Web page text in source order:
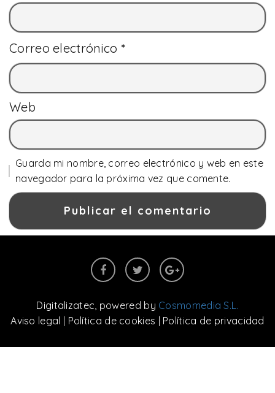
Correo electrónico *
Web
Guarda mi nombre, correo electrónico y web en este
navegador para la próxima vez que comente.
Digitalizatec , powered by Cosmomedia S.L.
Aviso legal | Política de cookies | Política de privacidad